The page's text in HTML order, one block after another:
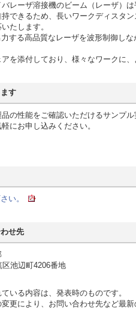
レーザ溶接機のビーム（レーザ）
できるため、長いワークディスタ
たします。
する高品質なレーザを波形制御し
を添付しており、様々なワークに、
す
の性能をご確認いただけるサンプル
にお申し込みください。
い。
せ先
池辺町4206番地
いる内容は、発表時のものです。
更により、お問い合わせ先など最